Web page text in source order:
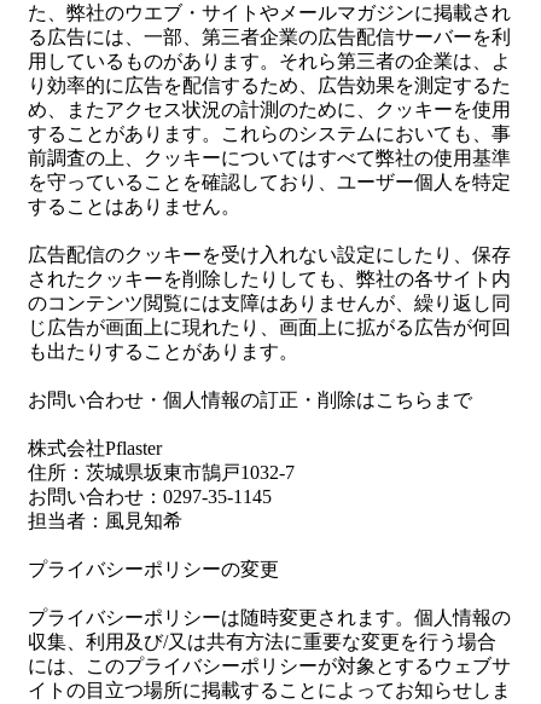
た、弊社のウエブ・サイトやメールマガジンに掲載され
る広告には、一部、第三者企業の広告配信サーバーを利
用しているものがあります。それら第三者の企業は、よ
り効率的に広告を配信するため、広告効果を測定するた
め、またアクセス状況の計測のために、クッキーを使用
することがあります。これらのシステムにおいても、事
前調査の上、クッキーについてはすべて弊社の使用基準
を守っていることを確認しており、ユーザー個人を特定
することはありません。
広告配信のクッキーを受け入れない設定にしたり、保存
されたクッキーを削除したりしても、弊社の各サイト内
のコンテンツ閲覧には支障はありませんが、繰り返し同
じ広告が画面上に現れたり、画面上に拡がる広告が何回
も出たりすることがあります。
お問い合わせ・個人情報の訂正・削除はこちらまで
株式会社Pflaster
住所：茨城県坂東市鵠戸1032-7
お問い合わせ：0297-35-1145
担当者：風見知希
プライバシーポリシーの変更
プライバシーポリシーは随時変更されます。個人情報の
収集、利用及び/又は共有方法に重要な変更を行う場合
には、このプライバシーポリシーが対象とするウェブサ
イトの目立つ場所に掲載することによってお知らせしま